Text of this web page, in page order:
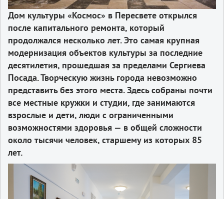
Дом культуры «Космос» в Пересвете открылся
после капитального ремонта, который
продолжался несколько лет. Это самая крупная
модернизация объектов культуры за последние
десятилетия, прошедшая за пределами Сергиева
Посада. Творческую жизнь города невозможно
представить без этого места. Здесь собраны почти
все местные кружки и студии, где занимаются
взрослые и дети, люди с ограниченными
возможностями здоровья — в общей сложности
около тысячи человек, старшему из которых 85
лет.